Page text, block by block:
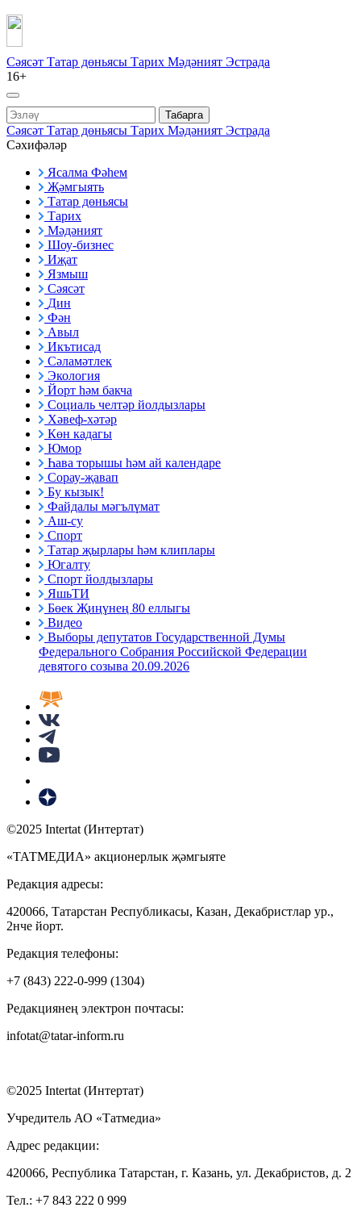
Сәясәт Татар дөньясы Тарих Мәдәният Эстрада
16+
Табарга
Сәясәт Татар дөньясы Тарих Мәдәният Эстрада
Сәхифәләр
Ясалма Фәһем
Җәмгыять
Татар дөньясы
Тарих
Мәдәният
Шоу-бизнес
Иҗат
Язмыш
Сәясәт
Дин
Фән
Авыл
Икътисад
Сәламәтлек
Экология
Йорт һәм бакча
Социаль челтәр йолдызлары
Хәвеф-хәтәр
Көн кадагы
Юмор
Һава торышы һәм ай календаре
Сорау-җавап
Бу кызык!
Файдалы мәгълүмат
Аш-су
Спорт
Татар җырлары һәм клиплары
Югалту
Спорт йолдызлары
ЯшьТИ
Бөек Җиңүнең 80 еллыгы
Видео
Выборы депутатов Государственной Думы
Федерального Собрания Российской Федерации
девятого созыва 20.09.2026
©2025 Intertat (Интертат)
«ТАТМЕДИА» акционерлык җәмгыяте
Редакция адресы:
420066, Татарстан Республикасы, Казан, Декабристлар ур.,
2нче йорт.
Редакция телефоны:
+7 (843) 222-0-999 (1304)
Редакциянең электрон почтасы:
infotat@tatar-inform.ru
©2025 Intertat (Интертат)
Учредитель АО «Татмедиа»
Адрес редакции:
420066, Республика Татарстан, г. Казань, ул. Декабристов, д. 2
Тел.: +7 843 222 0 999